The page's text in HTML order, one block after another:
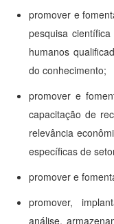
promover e
pesquisa
humanos
do conhecimento;
promover e
capacitação de
relevância
específicas de
promover e
promover,
análise,